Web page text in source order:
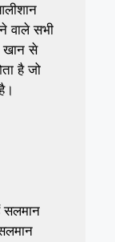
वाले सभी
खान से
है जो
सलमान